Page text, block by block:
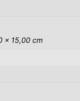
× 15,00 cm